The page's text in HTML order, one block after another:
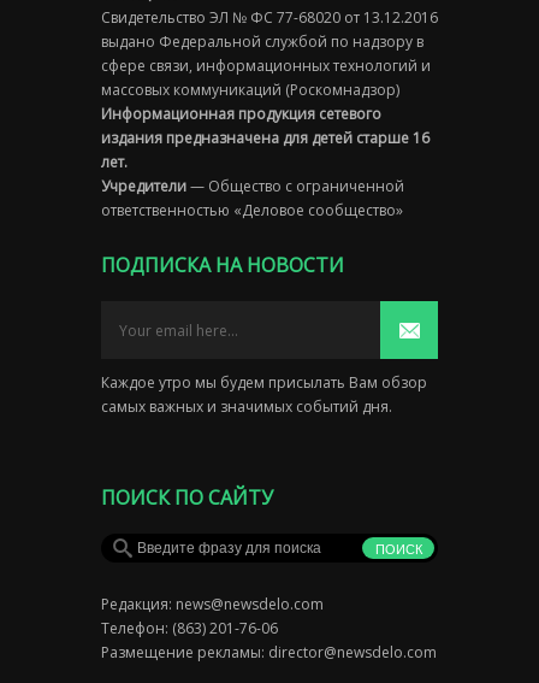
Свидетельство ЭЛ № ФС 77-68020 от 13.12.2016
выдано Федеральной службой по надзору в
сфере связи, информационных технологий и
массовых коммуникаций (Роскомнадзор)
Информационная продукция сетевого
издания предназначена для детей старше 16
лет.
Учредители— Общество с ограниченной
ответственностью «Деловое сообщество»
ПОДПИСКА НА НОВОСТИ
Каждое утро мы будем присылать Вам обзор
самых важных и значимых событий дня.
ПОИСК ПО САЙТУ
Редакция: news@newsdelo.com
Телефон: (863) 201-76-06
Размещение рекламы: director@newsdelo.com